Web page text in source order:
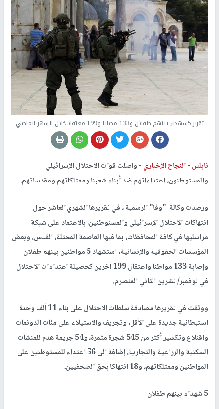
تقرير:5شهداء بينهم طفلان و133 مصابا و199 معتقلا خلال الشهر الماضي
نابلس -النجاح الإخباري -واصلت قوات الاحتلال الإسرائيلي
والمستوطنون، اعتداءاتهم ضد أبناء شعبنا وممتلكاتهم ومقدساتهم.
ورصدت وكالة "وفا" الرسمية ، في تقريرها الشهري العاشر حول
انتهاكات الاحتلال الإسرائيلي والمستوطنين، بالاعتماد على شبكة
مراسليها في كافة المحافظات، بما فيها العاصمة المحتلة، القدس، وبعض
المؤسسات الحقوقية والإنسانية، استشهاد 5 مواطنين بينهم طفلان
وإصابة 133 مواطنا واعتقال 199 آخرين كحصيلة اعتداءات الاحتلال
في نوفمبر/ تشرين الثاني المنصرم.
ووثقت في تقريرها مصادقة سلطات الاحتلال على بناء 11 ألف وحدة
استيطانية جديدة على الأقل، وتجريف والاستيلاء على مئات الدونمات
واقتلاع وتكسير أكثر من 545 شجرة مثمرة، و54 جريمة هدم للمنشآت
السكنية والزراعية والتجارية، إضافة الى 56 اعتداء للمستوطنين على
المواطنين وممتلكاتهم، و18 انتهاكا بحق الصحفيين.
5 شهداء بينهم طفلان